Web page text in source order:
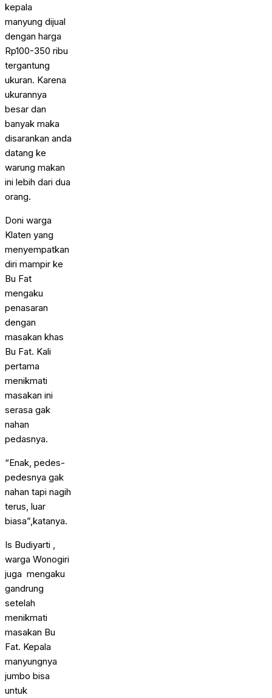
kepala
manyung dijual
dengan harga
Rp100-350 ribu
tergantung
ukuran. Karena
ukurannya
besar dan
banyak maka
disarankan anda
datang ke
warung makan
ini lebih dari dua
orang.
Doni warga
Klaten yang
menyempatkan
diri mampir ke
Bu Fat
mengaku
penasaran
dengan
masakan khas
Bu Fat. Kali
pertama
menikmati
masakan ini
serasa gak
nahan
pedasnya.
“Enak, pedes-
pedesnya gak
nahan tapi nagih
terus, luar
biasa”,katanya.
Is Budiyarti ,
warga Wonogiri
juga mengaku
gandrung
setelah
menikmati
masakan Bu
Fat. Kepala
manyungnya
jumbo bisa
untuk